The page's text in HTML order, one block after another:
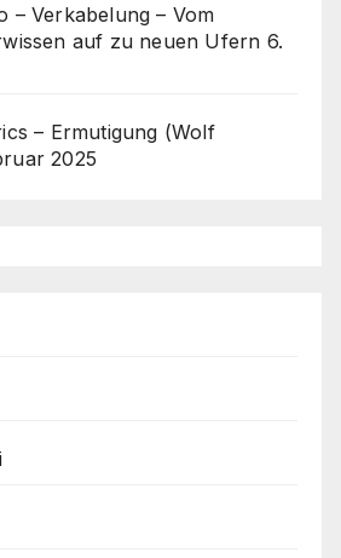
– Verkabelung – Vom
auf zu neuen Ufern 6.
– Ermutigung (Wolf
2025